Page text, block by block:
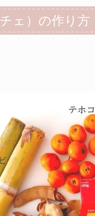
ェ）の作り方